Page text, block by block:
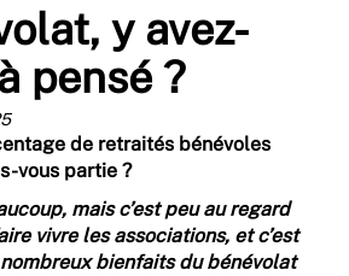
y avez-
pensé ?
de retraités bénévoles
vous partie ?
mais c’est peu au regard
vivre les associations, et c’est
bienfaits du bénévolat